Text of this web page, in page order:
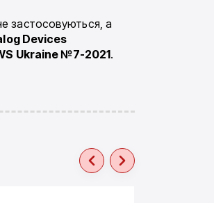
застосовуються, а
Devices
Ukraine№7-2021.